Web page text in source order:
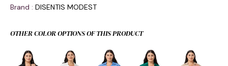
Brand : DISENTIS MODEST
OTHER COLOR OPTIONS OF THIS PRODUCT